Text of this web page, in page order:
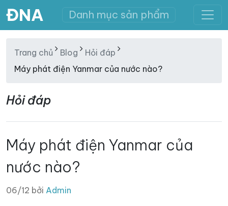
ĐNA Danh mục sản phẩm
Trang chủ Blog
Hỏi đáp
Máy phát điện Yanmar của nước nào?
Hỏi đáp
Máy phát điện Yanmar của
nước nào?
06/12 bởi Admin